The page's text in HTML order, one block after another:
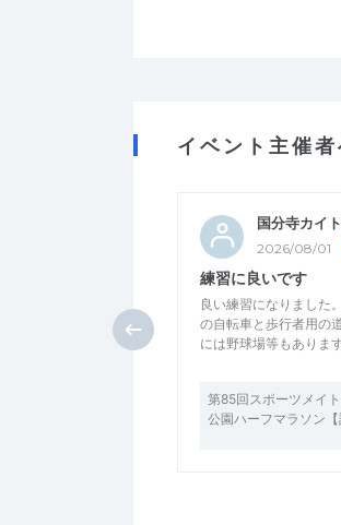
イベント主催
国分寺カイト
2026/08/01
練習に良いです
良い練習になりました
の自転車と歩行者用の
には野球場等もありま
第85回スポーツメイ
公園ハーフマラソン【